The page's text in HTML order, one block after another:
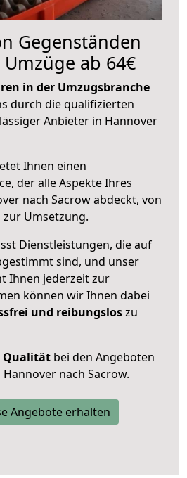
Gegenständen
ab 64€
in der Umzugsbranche
durch die qualifizierten
Anbieter in Hannover
Ihnen einen
der alle Aspekte Ihres
nach Sacrow abdeckt, von
Umsetzung.
Dienstleistungen, die auf
sind, und unser
Ihnen jederzeit zur
können wir Ihnen dabei
und reibungsloszu
Qualität bei den Angeboten
nach Sacrow.
Angebote erhalten